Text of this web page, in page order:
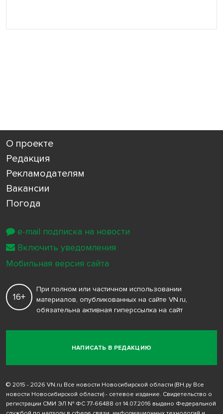
О проекте
Редакция
Рекламодателям
Вакансии
Погода
НАПИСАТЬ В РЕДАКЦИЮ
16+
При полном или частичном использовании
материалов, опубликованных на сайте VN.ru,
обязательна активная гиперссылка на сайт
© 2015 - 2026 VN.ru Все новости Новосибирской области (ВН.ру Все
новости Новосибирской области) - сетевое издание. Свидетельство о
регистрации СМИ ЭЛ № ФС 77-66488 от 14.07.2016 выдано Федеральной
e-mail подписка на новости
Включить уведомления
Мобильная версия сайта